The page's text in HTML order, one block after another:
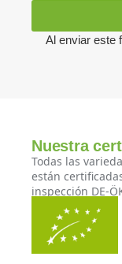
Al enviar este
Nuestra
Todas las
están
inspección DE-